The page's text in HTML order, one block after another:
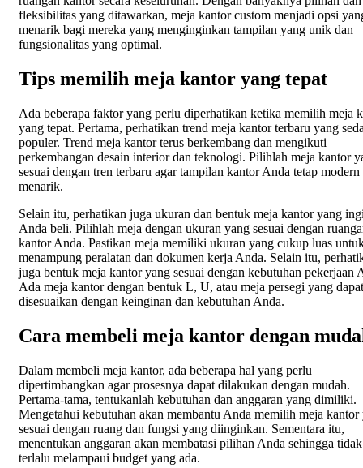
fleksibilitas yang ditawarkan, meja kantor custom menjadi opsi
menarik bagi mereka yang menginginkan tampilan yang unik dan
fungsionalitas yang optimal.
Tips memilih meja kantor yang tepat
Ada beberapa faktor yang perlu diperhatikan ketika memilih meja
yang tepat. Pertama, perhatikan trend meja kantor terbaru yang
populer. Trend meja kantor terus berkembang dan mengikuti
perkembangan desain interior dan teknologi. Pilihlah meja kantor
sesuai dengan tren terbaru agar tampilan kantor Anda tetap modern
menarik.
Selain itu, perhatikan juga ukuran dan bentuk meja kantor yang
Anda beli. Pilihlah meja dengan ukuran yang sesuai dengan
kantor Anda. Pastikan meja memiliki ukuran yang cukup luas
menampung peralatan dan dokumen kerja Anda. Selain itu,
juga bentuk meja kantor yang sesuai dengan kebutuhan pekerjaan
Ada meja kantor dengan bentuk L, U, atau meja persegi yang dapat
disesuaikan dengan keinginan dan kebutuhan Anda.
Cara membeli meja kantor dengan
Dalam membeli meja kantor, ada beberapa hal yang perlu
dipertimbangkan agar prosesnya dapat dilakukan dengan mudah.
Pertama-tama, tentukanlah kebutuhan dan anggaran yang dimiliki.
Mengetahui kebutuhan akan membantu Anda memilih meja kantor
sesuai dengan ruang dan fungsi yang diinginkan. Sementara itu,
menentukan anggaran akan membatasi pilihan Anda sehingga tidak
terlalu melampaui budget yang ada.